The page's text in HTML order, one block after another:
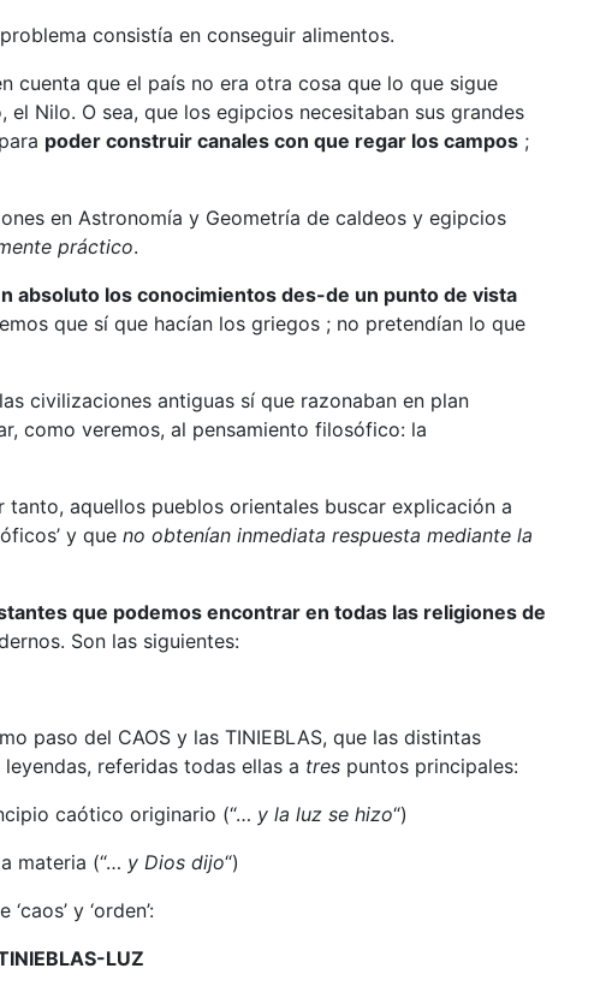
consistía en conseguir alimentos.
cuenta que el país no era otra cosa que lo que sigue
Nilo. O sea, que los egipcios necesitaban sus grandes
poder construir canales con que regar los campos;
en Astronomía y Geometría de caldeos y egipcios
práctico.
absoluto los conocimientos des-de un punto de vista
que sí que hacían los griegos ; no pretendían lo que
civilizaciones antiguas sí que razonaban en plan
como veremos, al pensamiento filosófico: la
aquellos pueblos orientales buscar explicación a
y que no obtenían inmediata respuesta mediante la
que podemos encontrar en todas las religiones de
Son las siguientes:
paso del CAOS y las TINIEBLAS, que las distintas
referidas todas ellas a trespuntos principales:
caótico originario (“… y la luz se hizo“)
materia (“… y Dios dijo“)
y ‘orden’:
LUZ